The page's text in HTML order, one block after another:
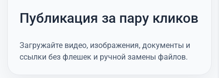
Публикация за пару кликов
Загружайте видео, изображения, документы и
ссылки без флешек и ручной замены файлов.